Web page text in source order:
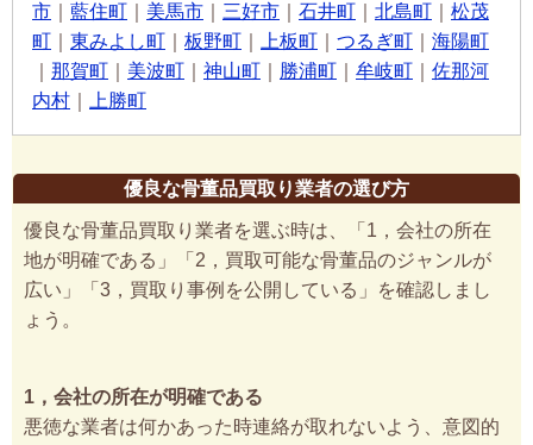
市
藍住町 美馬市 三好市 石井町 北島町
松茂
町
東みよし町 板野町 上板町 つるぎ町
海陽町
那賀町 美波町 神山町 勝浦町 牟岐町
佐那河
内村
上勝町
優良な骨董品買取り業者の選び方
優良な骨董品買取り業者を選ぶ時は、「1，会社の所在
地が明確である」「2，買取可能な骨董品のジャンルが
広い」「3，買取り事例を公開している」を確認しまし
ょう。
1，会社の所在が明確である
悪徳な業者は何かあった時連絡が取れないよう、意図的